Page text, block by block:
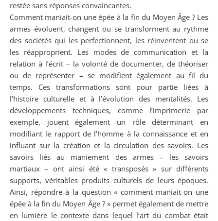
restée sans réponses convaincantes.
Comment maniait-on une épée à la fin du Moyen Âge ? Les
armes évoluent, changent ou se transforment au rythme
des sociétés qui les perfectionnent, les réinventent ou se
les réapproprient. Les modes de communication et la
relation à l’écrit – la volonté de documenter, de théoriser
ou de représenter – se modifient également au fil du
temps. Ces transformations sont pour partie liées à
l’histoire culturelle et à l’évolution des mentalités. Les
développements techniques, comme l’imprimerie par
exemple, jouent également un rôle déterminant en
modifiant le rapport de l’homme à la connaissance et en
influant sur la création et la circulation des savoirs. Les
savoirs liés au maniement des armes – les savoirs
martiaux – ont ainsi été « transposés » sur différents
supports, véritables produits culturels de leurs époques.
Ainsi, répondre à la question « comment maniait-on une
épée à la fin du Moyen Âge ? » permet également de mettre
en lumière le contexte dans lequel l’art du combat était